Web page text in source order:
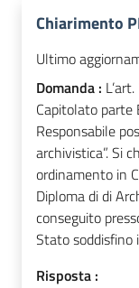
Chiarimento
Ultimo
Domanda :
Capitolato parte
Responsabile
archivistica”. Si
ordinamento in
Diploma di di
conseguito
Stato soddisfino
Risposta :